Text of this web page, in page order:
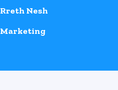
Rreth Nesh
Marketing